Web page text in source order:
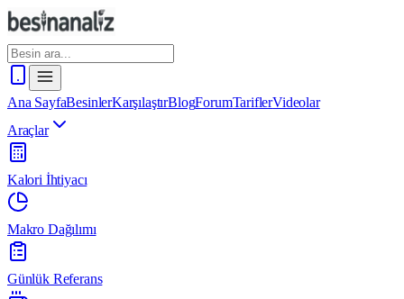
Ana SayfaBesinlerKarşılaştırBlogForumTariflerVideolar
Araçlar
Kalori İhtiyacı
Makro Dağılımı
Günlük Referans